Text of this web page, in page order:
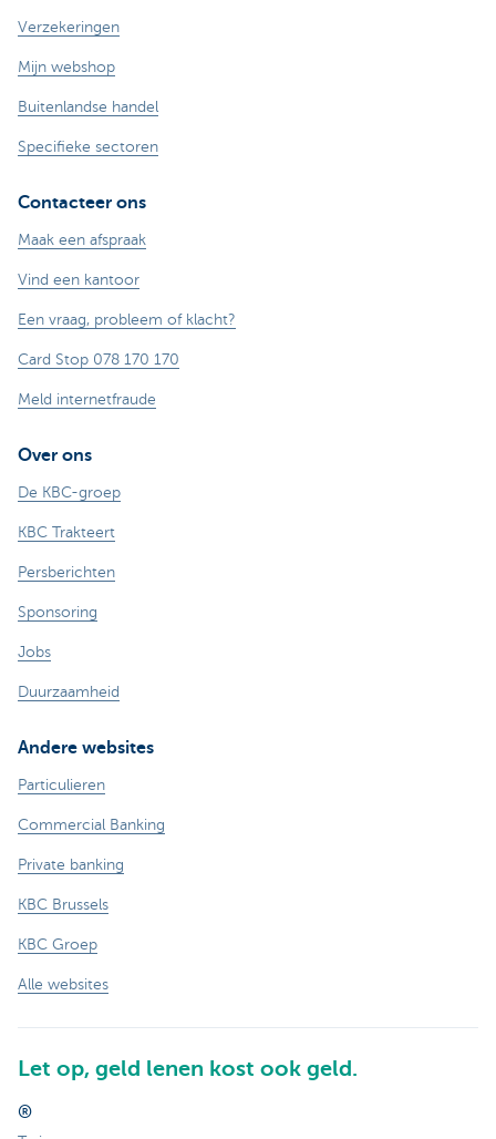
Verzekeringen
Mijn webshop
Buitenlandse handel
Specifieke sectoren
Contacteer ons
Maak een afspraak
Vind een kantoor
Een vraag, probleem of klacht?
Card Stop 078 170 170
Meld internetfraude
Over ons
De KBC-groep
KBC Trakteert
Persberichten
Sponsoring
Jobs
Duurzaamheid
Andere websites
Particulieren
Commercial Banking
Private banking
KBC Brussels
KBC Groep
Alle websites
Let op, geld lenen kost ook geld.
®